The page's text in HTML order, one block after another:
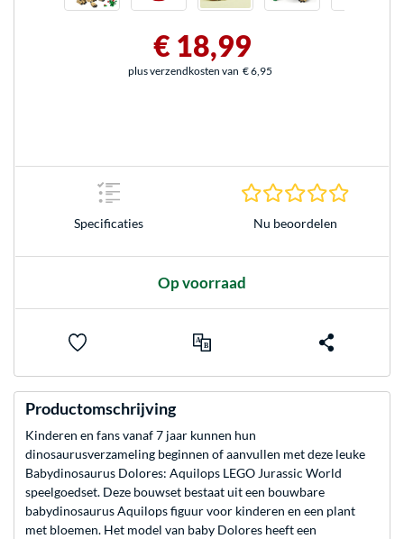
€ 18,99
plus verzendkosten van € 6,95
Specificaties Nu beoordelen
Op voorraad
Productomschrijving
Kinderen en fans vanaf 7 jaar kunnen hun
dinosaurusverzameling beginnen of aanvullen met deze leuke
Babydinosaurus Dolores: Aquilops LEGO Jurassic World
speelgoedset. Deze bouwset bestaat uit een bouwbare
babydinosaurus Aquilops figuur voor kinderen en een plant
met bloemen. Het model van baby Dolores heeft een